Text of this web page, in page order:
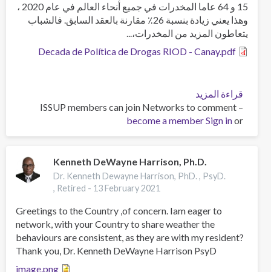
15 و 64 عاما المخدرات في جميع أنحاء العالم في عام 2020 ،
وهذا يعني زيادة بنسبة 26٪ مقارنة بالعقد السابق. فالشباب
يتعاطون المزيد من المخدرات،...
Decada de Política de Drogas RIOD - Canay.pdf
قراءة المزيد
تقييم
عقد
من
المخدرات:
التقدم
والتحديات
بقلم
روبرتو
كاناي
ISSUP members can join Networks to comment –
Sign inor
become a member
Kenneth DeWayne Harrison, Ph.D.
Dr. Kenneth Dewayne Harrison, PhD. , PsyD.
, Retired - 13 February 2021
Greetings to the Country ,of concern. Iam eager to
network, with your Country to share weather the
behaviours are consistent, as they are with my resident?
Thank you, Dr. Kenneth DeWayne Harrison PsyD
image.png